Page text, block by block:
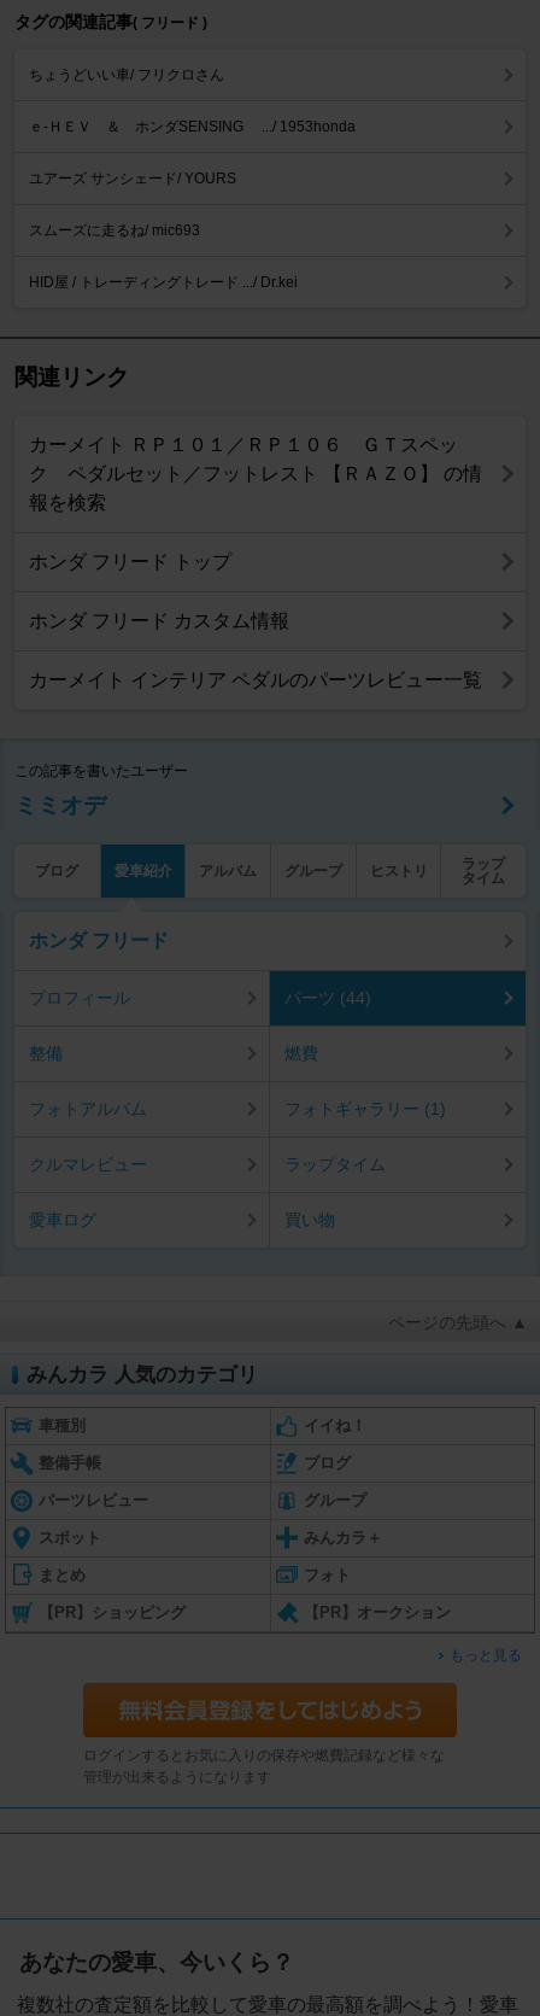
タグの関連記事( フリード )
ちょうどいい車/ フリクロさん
ｅ‐ＨＥＶ ＆ ホンダSENSING .../ 1953honda
ユアーズ サンシェード/ YOURS
スムーズに走るね/ mic693
HID屋 / トレーディングトレード .../ Dr.kei
関連リンク
カーメイト ＲＰ１０１／ＲＰ１０６ ＧＴスペッ
ク ペダルセット／フットレスト 【ＲＡＺＯ】 の情
報を検索
ホンダ フリード トップ
ホンダ フリード カスタム情報
カーメイト インテリア ペダルのパーツレビュー一覧
この記事を書いたユーザー
ミミオデ
ブログ 愛車紹介 アルバム グループ ヒストリ
ラップ
タイム
ホンダ フリード
プロフィール パーツ (44)
整備 燃費
フォトアルバム フォトギャラリー (1)
クルマレビュー ラップタイム
愛車ログ 買い物
ページの先頭へ ▲
みんカラ 人気のカテゴリ
車種別 イイね！
整備手帳 ブログ
パーツレビュー グループ
スポット みんカラ＋
まとめ フォト
【PR】ショッピング 【PR】オークション
もっと見る
ログインするとお気に入りの保存や燃費記録など様々な
管理が出来るようになります
あなたの愛車、今いくら？
複数社の査定額を比較して愛車の最高額を調べよう！愛車